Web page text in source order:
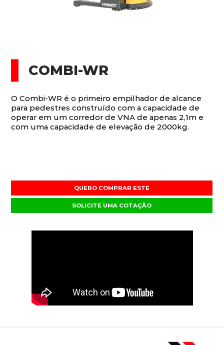
COMBI-WR
O Combi-WR é o primeiro empilhador de alcance
para pedestres construído com a capacidade de
operar em um corredor de VNA de apenas 2,1m e
com uma capacidade de elevação de 2000kg.
QUERO COMPRAR ESTE
SOLICITE UMA COTAÇÃO